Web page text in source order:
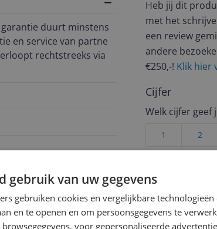
duurt minstens
en service van partne
rechtstreeks via
Heb jij dit
met het
een review
andere
€250,-! Klik hier
Cijfer
Welk cijfer geef
2
1
gebruik van uw gegevens
gebruiken cookies en vergelijkbare
en te openen en om persoonsgegevens te
voor gepersonaliseerde